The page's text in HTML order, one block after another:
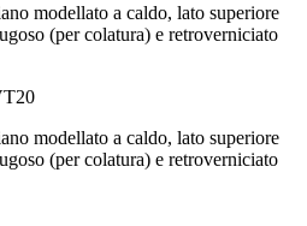
modellato a caldo, lato superiore
(per colatura) e retroverniciato
modellato a caldo, lato superiore
(per colatura) e retroverniciato